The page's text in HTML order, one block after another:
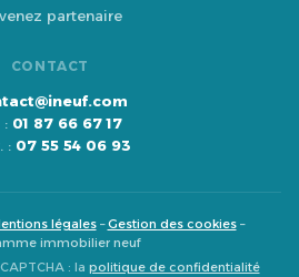
partenaire
CONTACT
: 01 87 66 67 17
: 07 55 54 06 93
légales–Gestion des cookies–
immobilier neuf
: la politique de confidentialité